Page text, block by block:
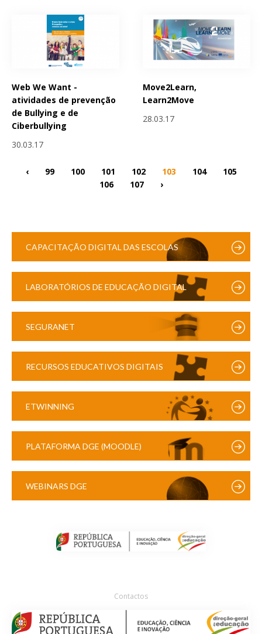
Web We Want -
atividades de prevenção
de Bullying e de
Ciberbullying
30.03.17
Move2Learn,
Learn2Move
28.03.17
‹ 99 100 101 102 103 104
105
106
107 ›
CAPACITAÇÃO DIGITAL DAS ESCOLAS
LABORATÓRIOS DE EDUCAÇÃO DIGITAL
SEGURANET
RECURSOS EDUCATIVOS DIGITAIS
ETWINNING
PLATAFORMA DGE (MOODLE)
WEBINARS DGE
Contactos